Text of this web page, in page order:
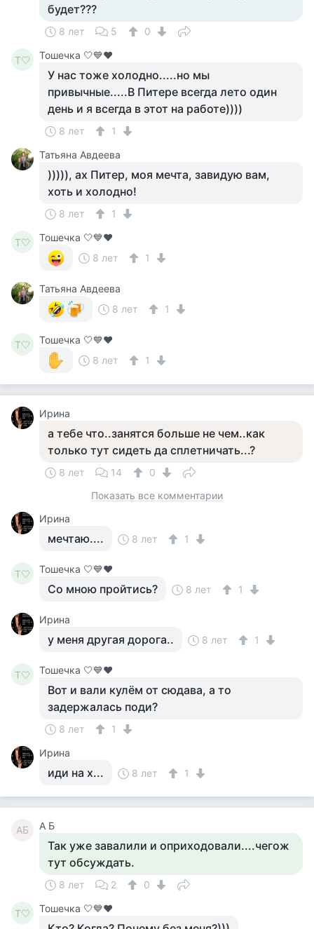
будет???
8 лет 5 0
Т🤍 Тошечка 🤍💙♥️
У нас тоже холодно.....но мы
привычные.....В Питере всегда лето один
день и я всегда в этот на работе))))
8 лет
1
Татьяна Авдеева
))))), ах Питер, моя мечта, завидую вам,
хоть и холодно!
8 лет 1
Т🤍
Тошечка 🤍💙♥️
8 лет
1
Татьяна Авдеева
8 лет
1
Т🤍
Тошечка 🤍💙♥️
8 лет
1
Ирина
а тебе что..занятся больше не чем..как
только тут сидеть да сплетничать...?
8 лет 14
0
Показать все комментарии
Ирина
мечтаю.... 8 лет 1
Т🤍 Тошечка 🤍💙♥️
Со мною пройтись? 8 лет 1
Ирина
у меня другая дорога.. 8 лет 1
Т🤍 Тошечка 🤍💙♥️
Вот и вали кулём от сюдава, а то
задержалась поди?
8 лет
1
Ирина
иди на х... 8 лет 1
АБ А Б
Так уже завалили и оприходовали....чегож
тут обсуждать.
8 лет 2 0
Т🤍 Тошечка 🤍💙♥️